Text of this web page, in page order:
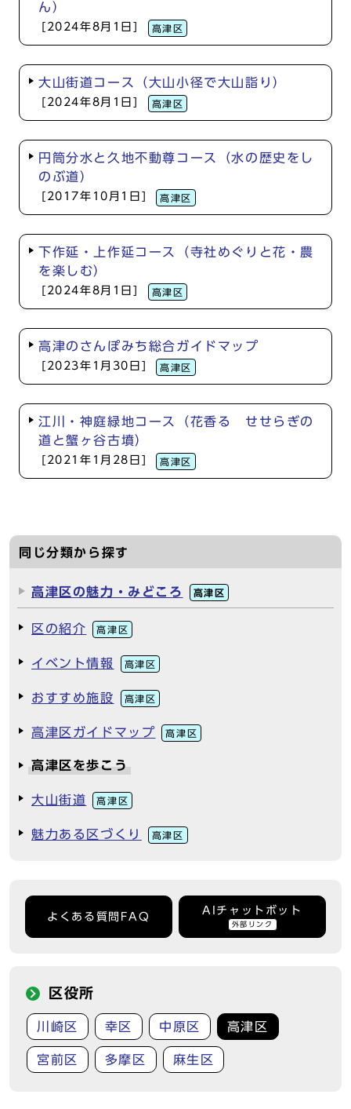
ん）
[2024年8月1日] 高津区
大山街道コース（大山小径で大山詣り）
[2024年8月1日] 高津区
円筒分水と久地不動尊コース（水の歴史をし
のぶ道）
[2017年10月1日] 高津区
下作延・上作延コース（寺社めぐりと花・農
を楽しむ）
[2024年8月1日] 高津区
高津のさんぽみち総合ガイドマップ
[2023年1月30日] 高津区
江川・神庭緑地コース（花香る せせらぎの
道と蟹ヶ谷古墳）
[2021年1月28日] 高津区
同じ分類から探す
高津区の魅力・みどころ 高津区
区の紹介 高津区
イベント情報 高津区
おすすめ施設 高津区
高津区ガイドマップ 高津区
高津区を歩こう
大山街道 高津区
魅力ある区づくり 高津区
よくある質問FAQ
AIチャットボット
外部リンク
区役所
川崎区 幸区 中原区 高津区
宮前区 多摩区 麻生区